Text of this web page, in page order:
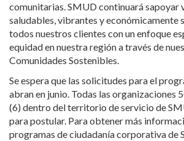
comunitarias. SMUD continuará sapoyar
saludables, vibrantes y económicamente
todos nuestros clientes con un enfoque
equidad en nuestra región a través de
Comunidades Sostenibles.
Se espera que las solicitudes para el
abran en junio. Todas las organizaciones
(6) dentro del territorio de servicio de
para postular. Para obtener más
programas de ciudadanía corporativa de